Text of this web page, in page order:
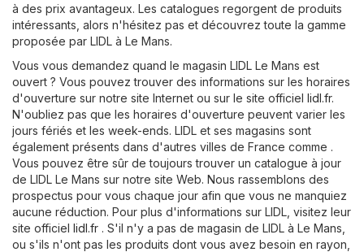
à des prix avantageux. Les catalogues regorgent de produits
intéressants, alors n'hésitez pas et découvrez toute la gamme
proposée par LIDL à Le Mans.
Vous vous demandez quand le magasin LIDL Le Mans est
ouvert ? Vous pouvez trouver des informations sur les horaires
d'ouverture sur notre site Internet ou sur le site officiel lidl.fr.
N'oubliez pas que les horaires d'ouverture peuvent varier les
jours fériés et les week-ends. LIDL et ses magasins sont
également présents dans d'autres villes de France comme .
Vous pouvez être sûr de toujours trouver un catalogue à jour
de LIDL Le Mans sur notre site Web. Nous rassemblons des
prospectus pour vous chaque jour afin que vous ne manquiez
aucune réduction. Pour plus d'informations sur LIDL, visitez leur
site officiel lidl.fr . S'il n'y a pas de magasin de LIDL à Le Mans,
ou s'ils n'ont pas les produits dont vous avez besoin en rayon,